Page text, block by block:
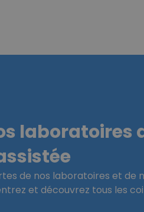
laboratoires
de nos laboratoires et de
et découvrez tous les